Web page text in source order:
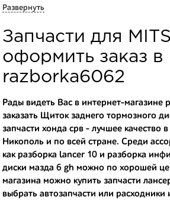
Мы продаем оригинальные и
Многие наши оптовые клиенты
приобрести оптовую партию деталей для
укомплектуют партию. Также мы поможем с
Купить комплектующие для авто с разборки
- сняты только с автомобилей, которые
- имеют большой запас прочности и
Развернуть
Запчасти для
оформить заказ в
razborka6062
Рады видеть Вас в интернет-
заказать Щиток заднего тормозного
запчасти хонда срв - лучшее качество
Никополь и по всей стране. Среди
как разборка lancer 10 и разборка
диски мазда 6 gh можно по хорошей
магазина можно купить запчасти
выбрать автозапчасти или